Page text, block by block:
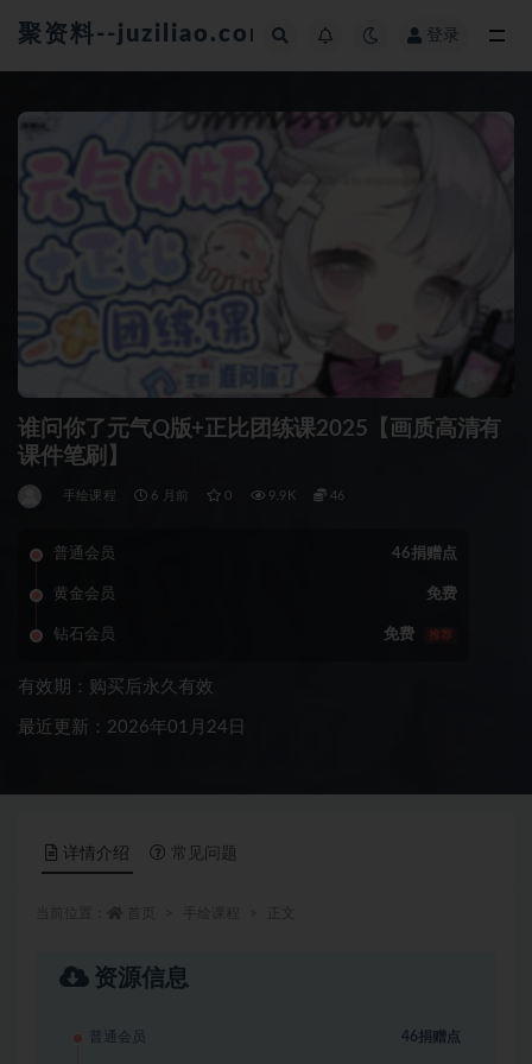
聚资料--juziliao.com--全网资料整合平台
登录
谁问你了元气Q版+正比团练课2025【画质高清有
课件笔刷】
手绘课程 6 月前 0 9.9K 46
普通会员 46捐赠点
黄金会员 免费
钻石会员 免费 推荐
有效期：购买后永久有效
最近更新：2026年01月24日
详情介绍 常见问题
资源信息
普通会员 46捐赠点